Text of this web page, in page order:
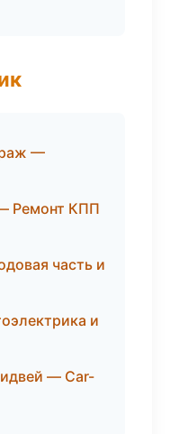
—
Ремонт КПП
часть и
и
— Car-